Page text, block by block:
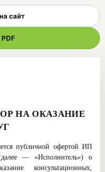
сайт
НА ОКАЗАНИЕ
публичной офертой ИП
— «Исполнитель») о
консультационных,